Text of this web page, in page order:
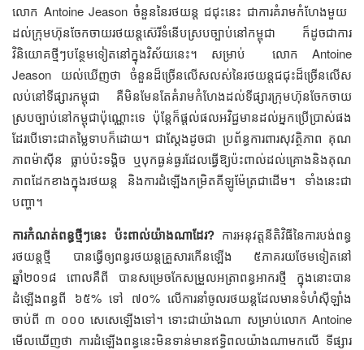
លោក​ Antoine Jeason ​ចំនួន​នៃ​​រថយន្ត​ ជជុះ​នេះ​ ​ជា​ការ​គំរាម​កំហែង​មួយ​​ ​
ដល់​ក្រុមហ៊ុន​ចែក​ចាយ​រថយន្ត​​ស៊េរី​ទំនើប​ស្រប​ច្បាប់​នៅ​កម្ពុជា​ ក៏​ដូច​ជា​ការ​
វិនិយោគ​ថ្មី​ៗ​បន្ថែម​ទៀត​នៅ​ក្នុង​វិស័យ​នេះ។ សម្រាប់ ​ លោក​ Antoine
Jeason យល់​ឃើញ​ថា​ ចំនួន​ដ៏​​ច្រើន​លើស​លស់​នៃ​រថយន្ត​ជជុះ​ដ៏​ច្រើន​លើស​
លប់​នៅ​ទីផ្សារ​កម្ពុជា​ គឺ​មិន​មែន​តែ​គំរាម​កំហែង​ដល់​ទីផ្សារ​​ក្រុមហ៊ុន​ចែក​ចាយ​
ស្រប​ច្បាប់​នៅ​កម្ពុជា​ប៉ុណ្ណោះ​ទេ​ ប៉ុន្តែ​ក៏​ផ្ដល់​ផល​អវិជ្ជមាន​ដល់​អ្នក​ប្រើ​ប្រាស់​ផង​
ដែរ​​បើ​ទោះ​ជា​តម្លៃ​ទាប​ក៏​ដោយ។ ជា​ស្ដែង​ដូច​ជា​ ​​ប្រព័ន្ធ​ការពារ​សុវត្ថិភាព​ ​​គុណ
ភាព​ម៉ាស៊ីន​​​ ធ្លាប់​ប៉ះ​ទង្គិច​ ឬ​បុក​ធ្ងន់ធ្ងរ​ដែល​ធ្វើ​ឱ្យ​ប៉ះពាល់​ដល់​គ្រោង​និង​គុណ
ភាព​​ដែក​ខាង​ក្នុង​រថយន្ត​ និង​ការ​​ដំឡើង​កម្រិត​គីឡូម៉ែត្រ​​ជា​ដើម។ ទាំង​នេះ​ជា​
បញ្ហា។
ការកំណត់​ពន្ធ​ថ្មី​ៗ​នេះ ប៉ះពាល់​យ៉ាង​ណា​ដែរ?ការ​អនុវត្ត​នីតិវិធី​នៃ​ការ​បង់ពន្ធ​
រថយន្ត​ថ្មី​ ​​បាន​ធ្វើ​ឲ្យ​ពន្ធ​រថយន្ត​​​គ្រួសារ​កើន​ឡើង​​ ៥​ភាគរយ​ថែមទៀត​នៅ​
ឆ្នាំ២០១៨ ​​ពោល​គឺ​ពី​ បាន​សម្រេច​កែ​សម្រួល​អត្រា​ពន្ធ​អាករ​ថ្មី ក្នុង​នោះ​បាន​
ដំឡើង​ពន្ធ​ពី ៦៥% ទៅ ៧០% លើ​ការ​នាំ​ចូល​រថយន្ត​ដែល​មាន​ទំហំ​ស៊ីឡាំង​
ចាប់​ពី ៣ ០០០ សេ​សេ​ឡើង​ទៅ។ ទោះ​ជា​យ៉ាង​ណា​ សម្រាប់​លោក​ Antoine
មើល​ឃើញ​ថា​ ការ​ដំឡើង​ពន្ធ​នេះ​មិន​ទាន់​មាន​ឥទ្ធិពល​យ៉ាង​ណា​មក​លើ​ ​ទីផ្សារ​